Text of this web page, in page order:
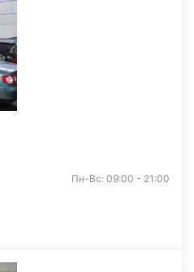
Пн-Вс: 09:00 - 21:00